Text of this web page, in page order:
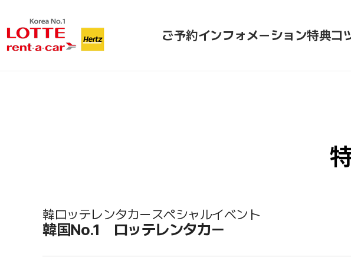
ご予約インフォメーション特典コ
韓ロッテレンタカースペシャルイベント
韓国No.1 ロッテレンタカー